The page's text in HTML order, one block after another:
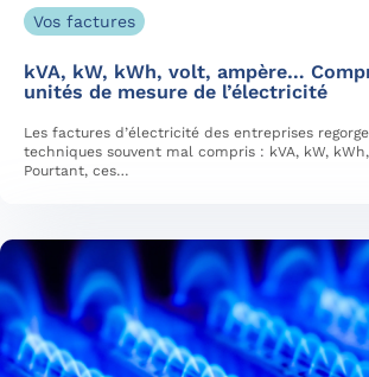
Vos factures
kVA, kW, kWh, volt, ampère…
unités de mesure de l’électricité
Les factures d’électricité des entreprises
techniques souvent mal compris : kVA, kW,
Pourtant, ces…